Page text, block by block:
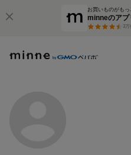
お買いものがも
minneのアプ
3万